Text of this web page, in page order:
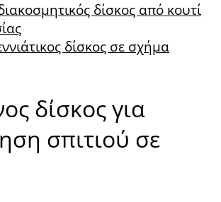
δίσκος από κουτί
δίσκος σε σχήμα
δίσκος για
σπιτιού σε